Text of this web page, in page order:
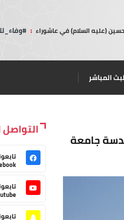
(عليه السلام) في عاشوراء :
المباشر
جامعة